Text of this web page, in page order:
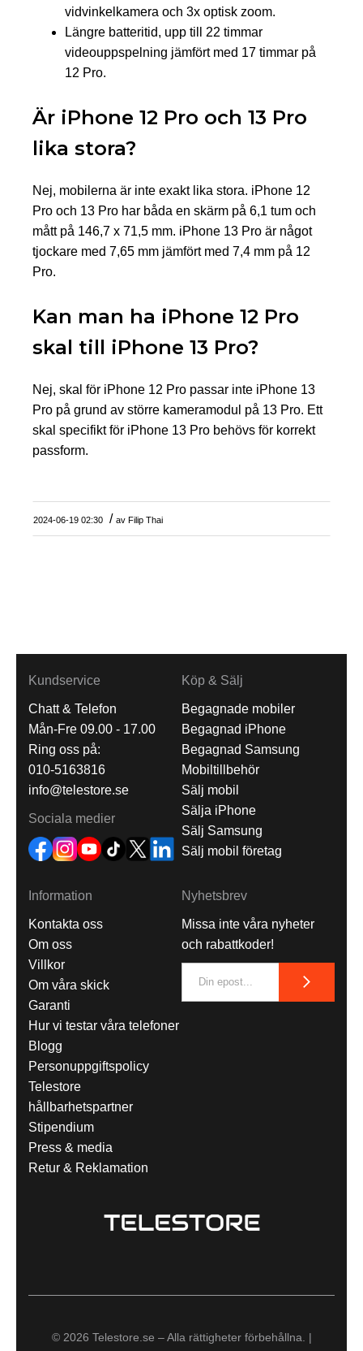
vidvinkelkamera och 3x optisk zoom.
Längre batteritid, upp till 22 timmar
videouppspelning jämfört med 17 timmar på
12 Pro.
Är iPhone 12 Pro och 13 Pro
lika stora?
Nej, mobilerna är inte exakt lika stora. iPhone 12
Pro och 13 Pro har båda en skärm på 6,1 tum och
mått på 146,7 x 71,5 mm. iPhone 13 Pro är något
tjockare med 7,65 mm jämfört med 7,4 mm på 12
Pro.
Kan man ha iPhone 12 Pro
skal till iPhone 13 Pro?
Nej, skal för iPhone 12 Pro passar inte iPhone 13
Pro på grund av större kameramodul på 13 Pro. Ett
skal specifikt för iPhone 13 Pro behövs för korrekt
passform.
2024-06-19 02:30 / av Filip Thai
Kundservice
Chatt & Telefon
Mån-Fre 09.00 - 17.00
Ring oss på:
010-5163816
info@telestore.se
Sociala medier
Köp & Sälj
Begagnade mobiler
Begagnad iPhone
Begagnad Samsung
Mobiltillbehör
Sälj mobil
Sälja iPhone
Sälj Samsung
Sälj mobil företag
Information
Kontakta oss
Om oss
Villkor
Om våra skick
Garanti
Hur vi testar våra telefoner
Blogg
Personuppgiftspolicy
Telestore
hållbarhetspartner
Stipendium
Press & media
Retur & Reklamation
Nyhetsbrev
Missa inte våra nyheter
och rabattkoder!
© 2026 Telestore.se – Alla rättigheter förbehållna. |